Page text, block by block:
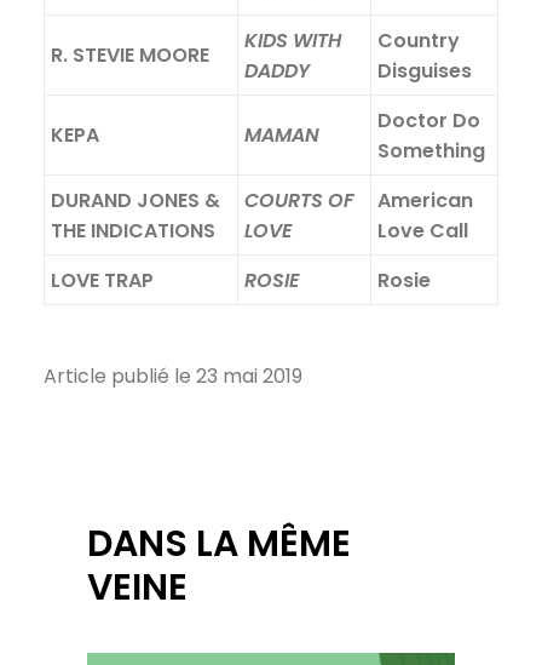
R. STEVIE MOORE
KIDS WITH
DADDY
Country
Disguises
KEPA MAMAN
Doctor Do
Something
DURAND JONES &
THE INDICATIONS
COURTS OF
LOVE
American
Love Call
LOVE TRAP
ROSIE Rosie
Article publié le 23 mai 2019
DANS LA MÊME
VEINE